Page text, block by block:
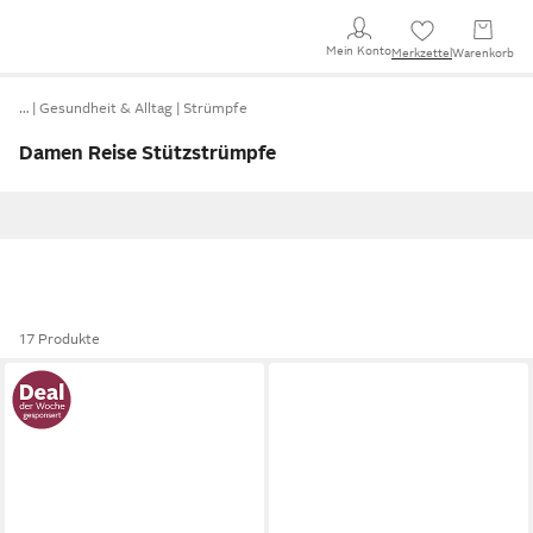
Mein KontoMerkzettel Warenkorb
… Gesundheit & Alltag Strümpfe
Damen Reise Stützstrümpfe
17 Produkte